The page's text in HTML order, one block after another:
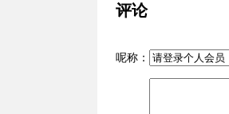
评论
呢称：